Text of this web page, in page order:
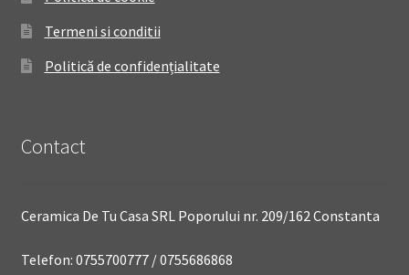
Termeni si conditii
Politică de confidențialitate
Contact
Ceramica De Tu Casa SRL Poporului nr. 209/162 Constanta
Telefon: 0755700777 / 0755686868